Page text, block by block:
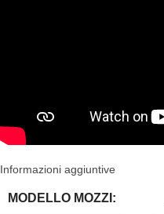
Informazioni aggiuntive
MODELLO MOZZI: